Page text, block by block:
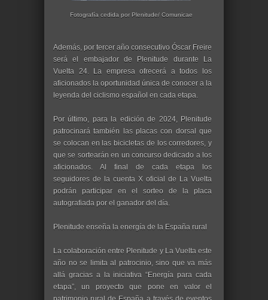
Fotografía cedida por Plenitude/ Comunicae
Además, por tercer año consecutivo Óscar Freire
será el embajador de Plenitude durante La
Vuelta 24. La empresa ofrecerá a todos los
aficionados la oportunidad única de conocer a la
leyenda del ciclismo español en cada etapa.
Por último, para la edición de 2024, Plenitude
patrocinará también las placas con dorsal que
se colocan en las bicicletas de los corredores, y
que se sortearán en un concurso dedicado a los
aficionados. Al final de cada etapa los
seguidores de la cuenta X oficial de La Vuelta
podrán participar en el sorteo de la placa
autografiada por el ganador del día.
Plenitude enseña la energía de la España rural
La colaboración entre Plenitude y La Vuelta este
año no se limita al patrocinio, sino que va más
allá gracias a la iniciativa “Energía para cada
etapa”, un proyecto que pone en valor el